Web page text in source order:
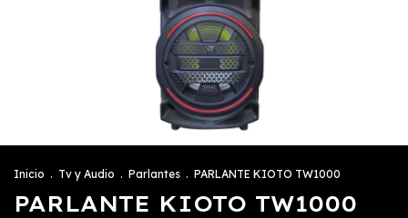
Inicio . Tv y Audio . Parlantes . PARLANTE KIOTO TW1000
PARLANTE KIOTO TW1000